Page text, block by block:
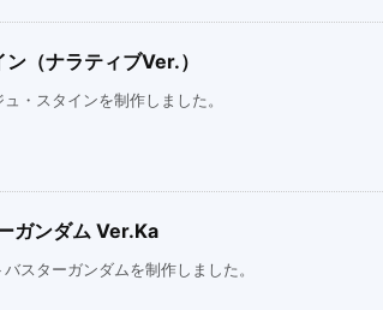
（ナラティブVer.）
・スタインを制作しました。
ガンダム Ver.Ka
スターガンダムを制作しました。